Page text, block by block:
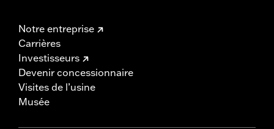
Notre entreprise
Carrières
Investisseurs
Devenir concessionnaire
Visites de l’usine
Musée